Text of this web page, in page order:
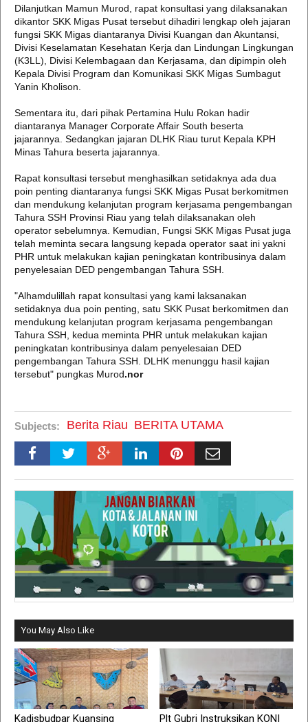
Dilanjutkan Mamun Murod, rapat konsultasi yang dilaksanakan
dikantor SKK Migas Pusat tersebut dihadiri lengkap oleh jajaran
fungsi SKK Migas diantaranya Divisi Kuangan dan Akuntansi,
Divisi Keselamatan Kesehatan Kerja dan Lindungan Lingkungan
(K3LL), Divisi Kelembagaan dan Kerjasama, dan dipimpin oleh
Kepala Divisi Program dan Komunikasi SKK Migas Sumbagut
Yanin Kholison.
Sementara itu, dari pihak Pertamina Hulu Rokan hadir
diantaranya Manager Corporate Affair South beserta
jajarannya. Sedangkan jajaran DLHK Riau turut Kepala KPH
Minas Tahura beserta jajarannya.
Rapat konsultasi tersebut menghasilkan setidaknya ada dua
poin penting diantaranya fungsi SKK Migas Pusat berkomitmen
dan mendukung kelanjutan program kerjasama pengembangan
Tahura SSH Provinsi Riau yang telah dilaksanakan oleh
operator sebelumnya. Kemudian, Fungsi SKK Migas Pusat juga
telah meminta secara langsung kepada operator saat ini yakni
PHR untuk melakukan kajian peningkatan kontribusinya dalam
penyelesaian DED pengembangan Tahura SSH.
"Alhamdulillah rapat konsultasi yang kami laksanakan
setidaknya dua poin penting, satu SKK Pusat berkomitmen dan
mendukung kelanjutan program kerjasama pengembangan
Tahura SSH, kedua meminta PHR untuk melakukan kajian
peningkatan kontribusinya dalam penyelesaian DED
pengembangan Tahura SSH. DLHK menunggu hasil kajian
tersebut" pungkas Murod.nor
Subjects: Berita Riau BERITA UTAMA
You May Also Like
Kadisbudpar Kuansing Plt Gubri Instruksikan KONI